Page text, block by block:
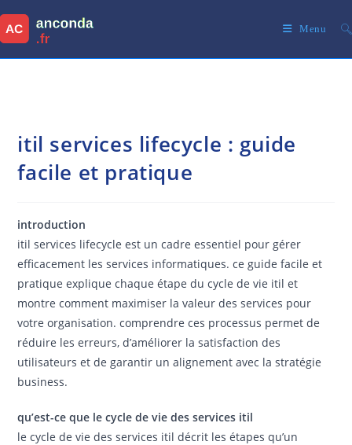
to
content
Menu
itil services lifecycle : guide
facile et pratique
introduction
itil services lifecycle est un cadre essentiel pour gérer
efficacement les services informatiques. ce guide facile et
pratique explique chaque étape du cycle de vie itil et
montre comment maximiser la valeur des services pour
votre organisation. comprendre ces processus permet de
réduire les erreurs, d’améliorer la satisfaction des
utilisateurs et de garantir un alignement avec la stratégie
business.
qu’est-ce que le cycle de vie des services itil
le cycle de vie des services itil décrit les étapes qu’un